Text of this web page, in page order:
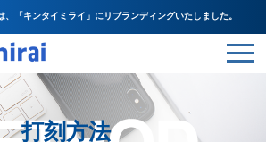
、「キンタイミライ」にリブランディングいたしました。
打刻方法